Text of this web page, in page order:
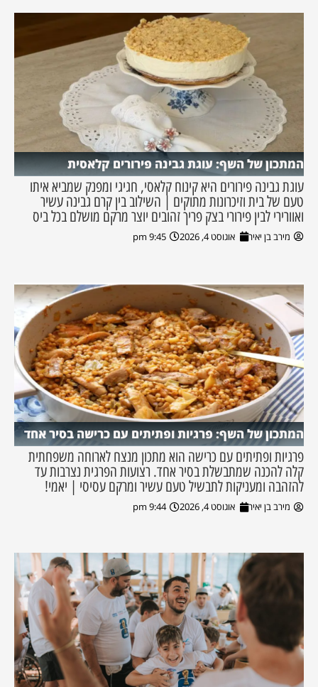
המתכון של השף: עוגת גבינה פירורים קלאסית
עוגת גבינה פירורים היא קינוח קלאסי, חגיגי ומפנק שמביא איתו
טעם של בית וזיכרונות מתוקים | השילוב בין קרם גבינה עשיר
ואוורירי לבין פירורי בצק פריך זהובים יוצר מרקם מושלם בכל ביס
מירב בן יאיר אוגוסט 4, 2026 9:45 pm
המתכון של השף: פרגיות ופתיתים עם כרישה בסיר אחד
פרגיות ופתיתים עם כרישה הוא מתכון מנצח לארוחה משפחתית
קלה להכנה שמתבשלת בסיר אחד. רצועות הפרגית נצרבות עד
להזהבה ומעניקות לתבשיל טעם עשיר ומרקם עסיסי | יאמי!
מירב בן יאיר אוגוסט 4, 2026 9:44 pm